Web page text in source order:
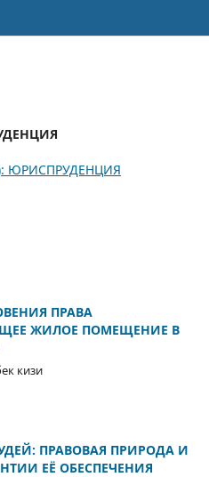
ПРАВА
ЖИЛОЕ ПОМЕЩЕНИЕ В
кизи
ПРАВОВАЯ ПРИРОДА И
ЕЁ ОБЕСПЕЧЕНИЯ